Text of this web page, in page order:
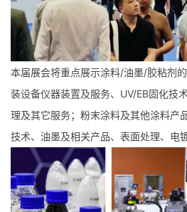
本届展会将重点展示涂料/油墨/胶粘剂
装设备仪器装置及服务、UV/EB固化技
理及其它服务；粉末涂料及其他涂料产
技术、油墨及相关产品、表面处理、电